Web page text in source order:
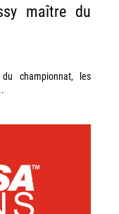
maître du
championnat, les